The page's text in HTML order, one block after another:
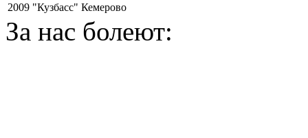
2009 "Кузбасс" Кемерово
За нас болеют: